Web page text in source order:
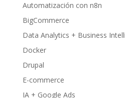
Automatización con n8n
BigCommerce
Data Analytics + Business
Docker
Drupal
E-commerce
IA + Google Ads